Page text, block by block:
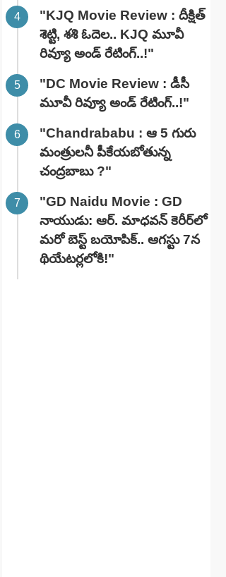
"KJQ Movie Review : దీక్షిత్
శెట్టి, శశి ఓదెల.. KJQ మూవీ
రివ్యూ అండ్ రేటింగ్‌..!"
"DC Movie Review : డీసీ
మూవీ రివ్యూ అండ్ రేటింగ్‌..!"
"Chandrababu : ఆ 5 గురు
మంత్రులనీ పీకేయబోతున్న
చంద్రబాబు ?"
"GD Naidu Movie : GD
నాయుడు: ఆర్. మాధవన్‌ కెరీర్‌లో
మరో బెస్ట్ బయోపిక్.. ఆగస్టు 7న
థియేటర్లలోకి!"